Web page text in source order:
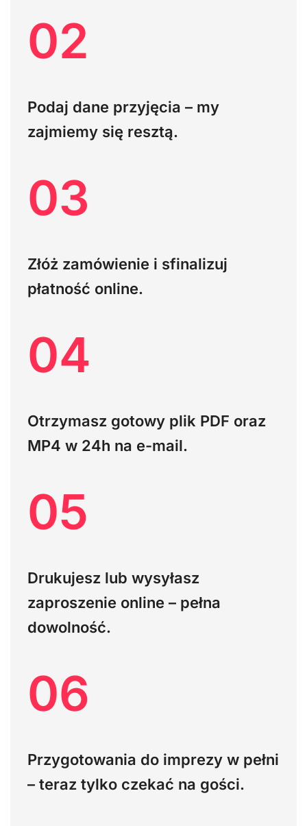
02
Podaj dane przyjęcia – my
zajmiemy się resztą.
03
Złóż zamówienie i sfinalizuj
płatność online.
04
Otrzymasz gotowy plik PDF oraz
MP4 w 24h na e-mail.
05
Drukujesz lub wysyłasz
zaproszenie online – pełna
dowolność.
06
Przygotowania do imprezy w pełni
– teraz tylko czekać na gości.